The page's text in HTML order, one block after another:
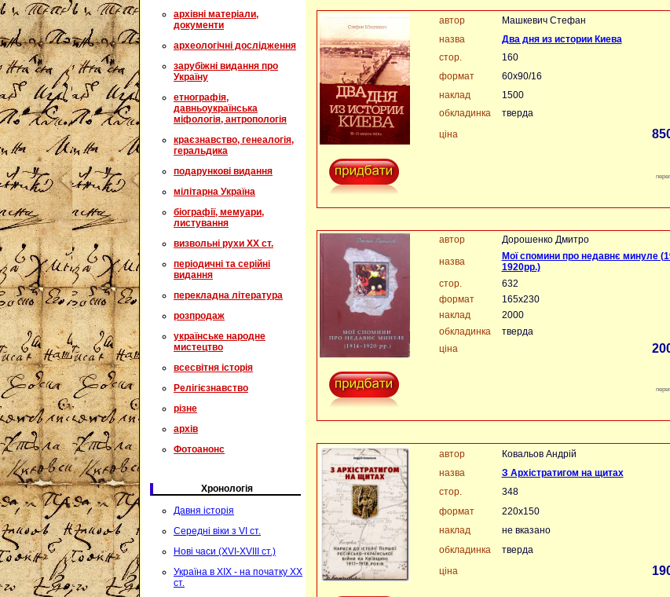
архівні матеріали,
документи
археологічні дослідження
зарубіжні видання про
Україну
етнографія,
давньоукраїнська
міфологія, антропологія
краєзнавство, генеалогія,
геральдика
подарункові видання
мілітарна Україна
біографії, мемуари,
листування
визвольні рухи XX ст.
періодичні та серійні
видання
перекладна література
розпродаж
українське народне
мистецтво
всесвітня історія
Релігієзнавство
різне
архів
Фотоанонс
Хронологія
Давня історія
Середні віки з VI ст.
Нові часи (XVI-XVIII ст.)
Україна в XIX - на початку XX
ст.
автор
Машкевич Стефан
назва
Два дня из истории Киева
стор.
160
формат
60х90/16
наклад
1500
обкладинка
тверда
ціна
автор
Дорошенко Дмитро
назва
Мої спомини про недавнє минуле
1920рр.)
стор.
632
формат
165х230
наклад
2000
обкладинка
тверда
ціна
автор
Ковальов Андрій
назва
З Архістратигом на щитах
стор.
348
формат
220x150
наклад
не вказано
обкладинка
тверда
ціна